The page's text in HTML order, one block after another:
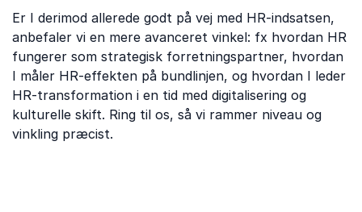
Er I derimod allerede godt på vej med HR-indsatsen,
anbefaler vi en mere avanceret vinkel: fx hvordan HR
fungerer som strategisk forretningspartner, hvordan
I måler HR-effekten på bundlinjen, og hvordan I leder
HR-transformation i en tid med digitalisering og
kulturelle skift. Ring til os, så vi rammer niveau og
vinkling præcist.